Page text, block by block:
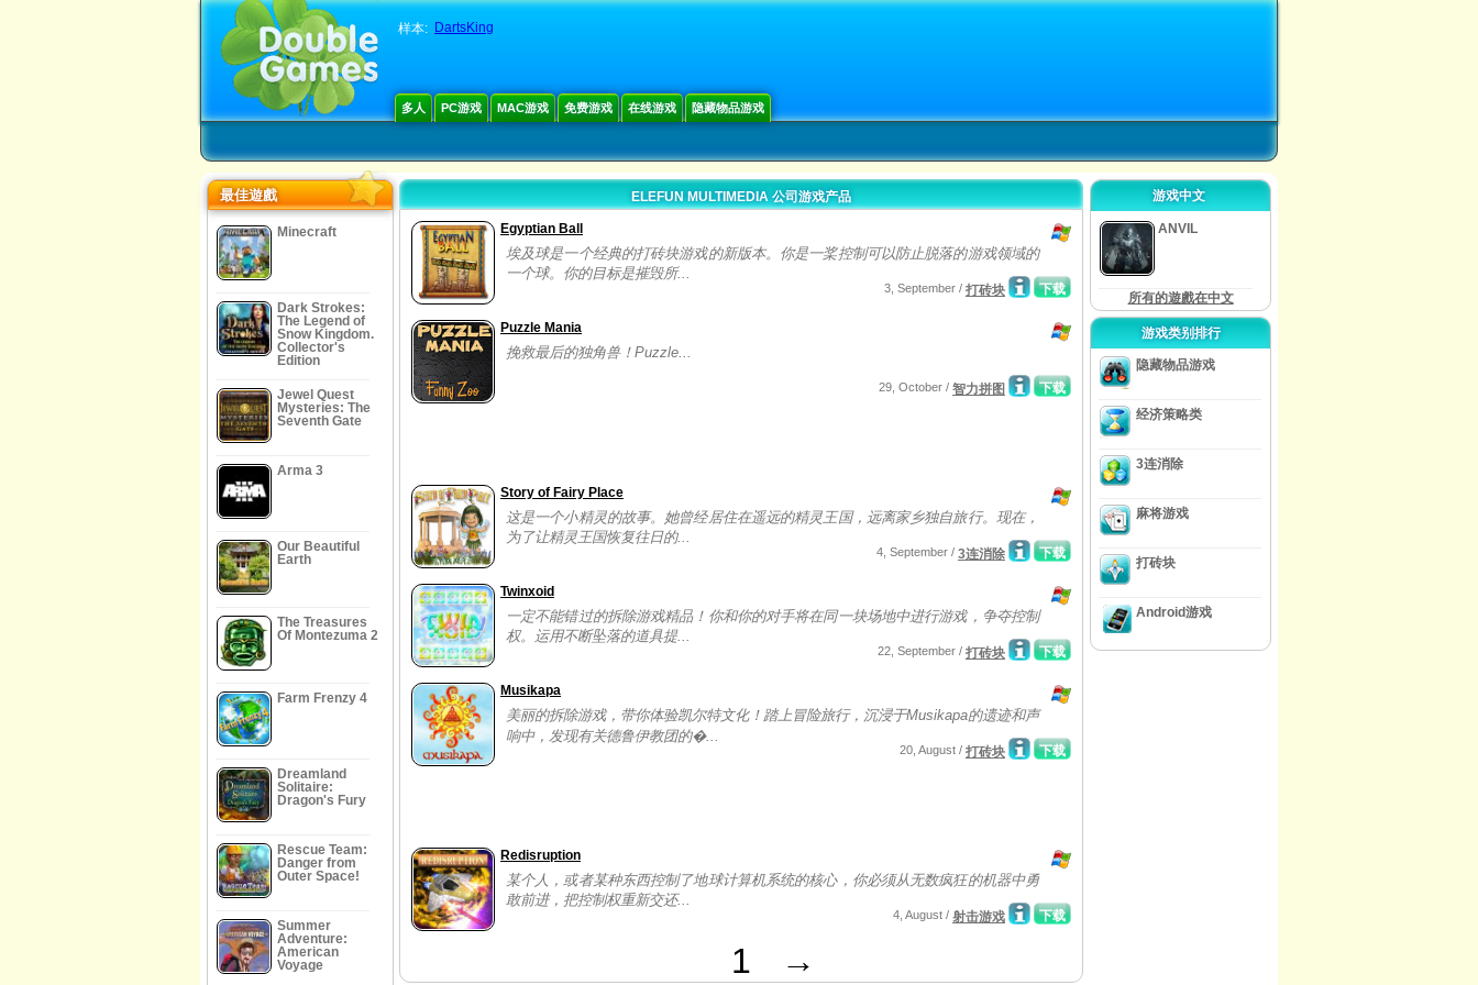
样本: DartsKing
多人 PC游戏 MAC游戏 免费游戏 在线游戏 隐藏物品游戏
最佳遊戲
Minecraft
Dark Strokes:
The Legend of
Snow Kingdom.
Collector's
Edition
Jewel Quest
Mysteries: The
Seventh Gate
Arma 3
Our Beautiful
Earth
The Treasures
Of Montezuma 2
Farm Frenzy 4
Dreamland
Solitaire:
Dragon's Fury
Rescue Team:
Danger from
Outer Space!
Summer
Adventure:
American
Voyage
ELEFUN MULTIMEDIA 公司游戏产品
Egyptian Ball
埃及球是一个经典的打砖块游戏的新版本。你是一桨控制可以防止脱落的游戏领域的
一个球。你的目标是摧毁所...
下载
3, September / 打砖块
Puzzle Mania
挽救最后的独角兽！Puzzle...
下载
29, October / 智力拼图
Story of Fairy Place
这是一个小精灵的故事。她曾经居住在遥远的精灵王国，远离家乡独自旅行。现在，
为了让精灵王国恢复往日的...
下载
4, September / 3连消除
Twinxoid
一定不能错过的拆除游戏精品！你和你的对手将在同一块场地中进行游戏，争夺控制
权。运用不断坠落的道具提...
下载
22, September / 打砖块
Musikapa
美丽的拆除游戏，带你体验凯尔特文化！踏上冒险旅行，沉浸于Musikapa的遗迹和声
响中，发现有关德鲁伊教团的�...
下载
20, August / 打砖块
Redisruption
某个人，或者某种东西控制了地球计算机系统的核心，你必须从无数疯狂的机器中勇
敢前进，把控制权重新交还...
下载
4, August / 射击游戏
1 →
游戏中文
ANVIL
所有的遊戲在中文
游戏类别排行
隐藏物品游戏
经济策略类
3连消除
麻将游戏
打砖块
Android游戏